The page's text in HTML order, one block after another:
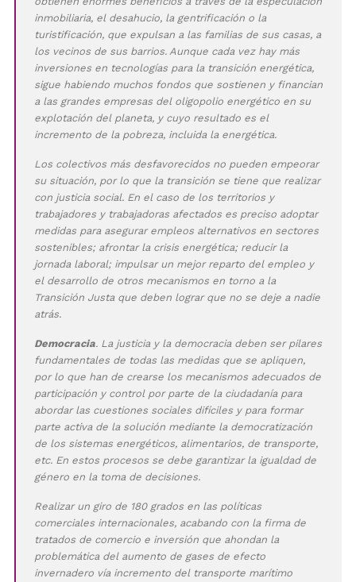
inmobiliaria, el desahucio, la gentrificación o la
turistificación, que expulsan a las familias de sus casas, a
los vecinos de sus barrios. Aunque cada vez hay más
inversiones en tecnologías para la transición energética,
sigue habiendo muchos fondos que sostienen y financian
a las grandes empresas del oligopolio energético en su
explotación del planeta, y cuyo resultado es el
incremento de la pobreza, incluida la energética.
Los colectivos más desfavorecidos no pueden empeorar
su situación, por lo que la transición se tiene que realizar
con justicia social. En el caso de los territorios y
trabajadores y trabajadoras afectados es preciso adoptar
medidas para asegurar empleos alternativos en sectores
sostenibles; afrontar la crisis energética; reducir la
jornada laboral; impulsar un mejor reparto del empleo y
el desarrollo de otros mecanismos en torno a la
Transición Justa que deben lograr que no se deje a nadie
atrás.
Democracia. La justicia y la democracia deben ser pilares
fundamentales de todas las medidas que se apliquen,
por lo que han de crearse los mecanismos adecuados de
participación y control por parte de la ciudadanía para
abordar las cuestiones sociales difíciles y para formar
parte activa de la solución mediante la democratización
de los sistemas energéticos, alimentarios, de transporte,
etc. En estos procesos se debe garantizar la igualdad de
género en la toma de decisiones.
Realizar un giro de 180 grados en las políticas
comerciales internacionales, acabando con la firma de
tratados de comercio e inversión que ahondan la
problemática del aumento de gases de efecto
invernadero vía incremento del transporte marítimo